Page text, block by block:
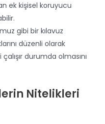
ek kişisel koruyucu
gibi bir kılavuz
düzenli olarak
durumda olmasını
Nitelikleri